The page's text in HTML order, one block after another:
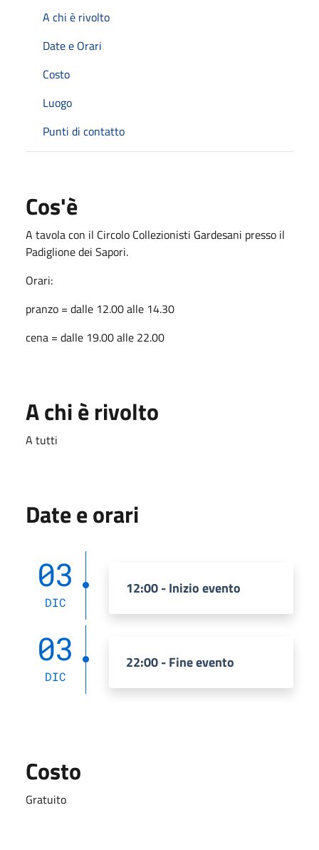
A chi è rivolto
Date e Orari
Costo
Luogo
Punti di contatto
Cos'è
A tavola con il Circolo Collezionisti Gardesani presso il
Padiglione dei Sapori.
Orari:
pranzo = dalle 12.00 alle 14.30
cena = dalle 19.00 alle 22.00
A chi è rivolto
A tutti
Date e orari
03
DIC
12:00 - Inizio evento
03
DIC
22:00 - Fine evento
Costo
Gratuito